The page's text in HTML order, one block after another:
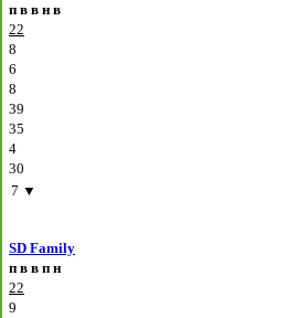
п в в н в
22
8
6
8
39
35
4
30
7 ▼
SD Family
п в в п н
22
9